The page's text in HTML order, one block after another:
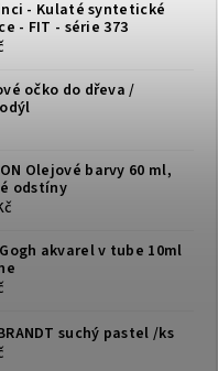
- Kulaté syntetické
- FIT - série 373
očko do dřeva /
Olejové barvy 60 ml,
odstíny
akvarel v tube 10ml
suchý pastel /ks